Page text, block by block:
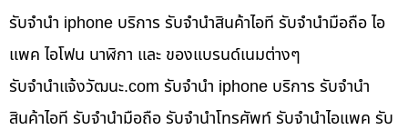
รับจำนำ iphone บริการ รับจำนำสินค้าไอที รับจำนำมือถือ ไอ
แพค ไอโฟน นาฬิกา และ ของแบรนด์เนมต่างๆ
รับจํานําแจ้งวัฒนะ.com รับจำนำ iphone บริการ รับจำนำ
สินค้าไอที รับจำนำมือถือ รับจำนำโทรศัพท์ รับจำนำไอแพค รับ